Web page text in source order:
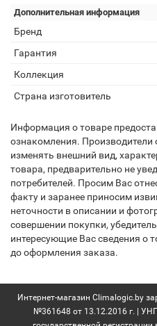
Дополнительная информация
Бренд
Гарантия
Коллекция
Страна изготовитель
Информация о товаре
ознакомления. Производители
изменять внешний вид,
товара, предварительно не
потребителей. Просим Вас
факту и заранее приносим
неточности в описании и
совершении покупки,
интересующие Вас сведения о
до оформления заказа.
Интернет-магазин Climalogic.by
№361648 от 13.12.2016 г. |